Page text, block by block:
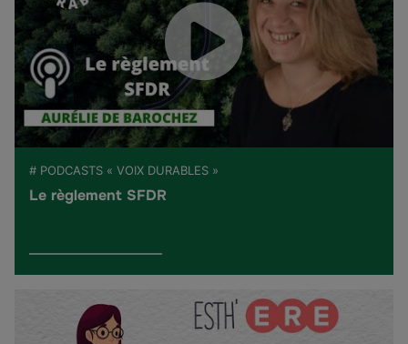
# PODCASTS « VOIX DURABLES »
Le règlement SFDR